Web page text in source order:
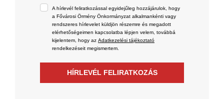
A hírlevél feliratkozással egyidejűleg hozzájárulok, hogy
a Fővárosi Örmény Önkormányzat alkalmankénti vagy
rendszeres hírlevelet küldjön részemre és megadott
elérhetőségeimen kapcsolatba lépjen velem, továbbá
kijelentem, hogy az Adatkezelési tájékoztató
rendelkezéseit megismertem.
HÍRLEVÉL FELIRATKOZÁS